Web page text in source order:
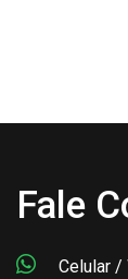
Fale
Celular /